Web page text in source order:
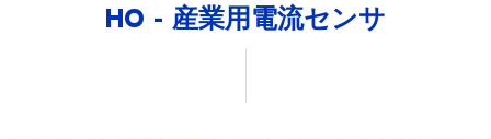
HO - 産業用電流センサ